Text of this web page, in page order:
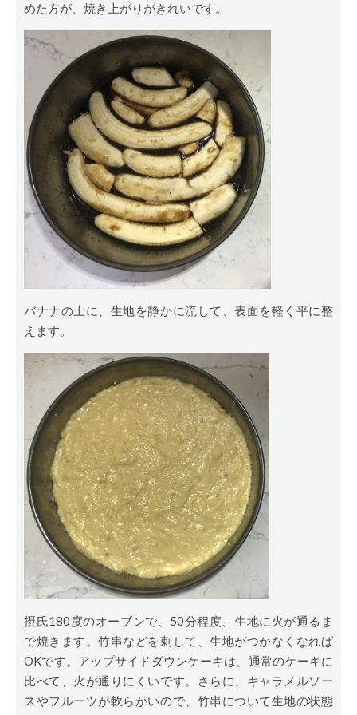
めた方が、焼き上がりがきれいです。
バナナの上に、生地を静かに流して、表面を軽く平に整
えます。
摂氏180度のオーブンで、50分程度、生地に火が通るま
で焼きます。竹串などを刺して、生地がつかなくなれば
OKです。アップサイドダウンケーキは、通常のケーキに
比べて、火が通りにくいです。さらに、キャラメルソー
スやフルーツが軟らかいので、竹串について生地の状態